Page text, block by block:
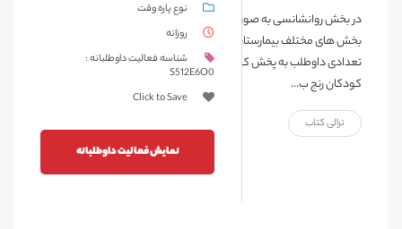
در بخش روانشانسی به صورت هفتگی و در روزهای خاص، ترالی کتاب در
بخش های مختلف بیمارستان که اجازه ورود به آنها وجود دارد، همراه با
تعدادی داوطلب به پخش کتاب برای کودکان می پردازیم، تا ساعاتی
کودکان رنج ب...
ترالی کتاب
نوع پاره وقت
روزانه
شناسه فعالیت داوطلبانه :
S512E6O0
Click to Save
نمایش فعالیت داوطلبانه